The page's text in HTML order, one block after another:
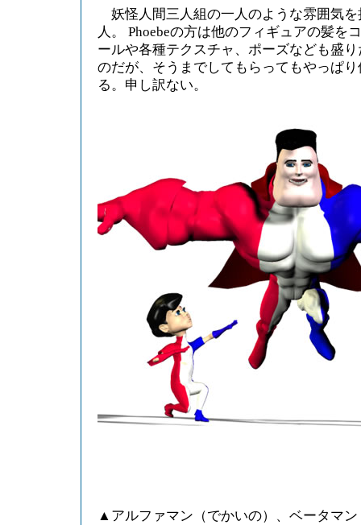
妖怪人間三人組の一人のような雰囲気
人。 Phoebeの方は他のフィギュアの髪を
ールや各種テクスチャ、ポーズなども盛
のだが、そうまでしてもらってもやっぱ
る。申し訳ない。
▲アルファマン（でかいの）、ベータマ